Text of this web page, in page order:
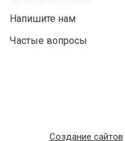
Напишите нам
Частые вопросы
Создание сайтов